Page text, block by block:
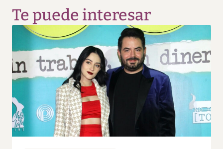
Te puede interesar